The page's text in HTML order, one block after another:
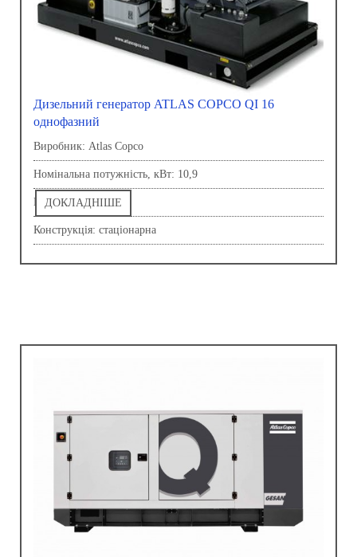
Дизельний генератор ATLAS COPCO QI 16
однофазний
Виробник: Atlas Copco
Номінальна потужність, кВт: 10,9
Напруга, В: 230,0
Конструкція: стаціонарна
ДОКЛАДНІШЕ